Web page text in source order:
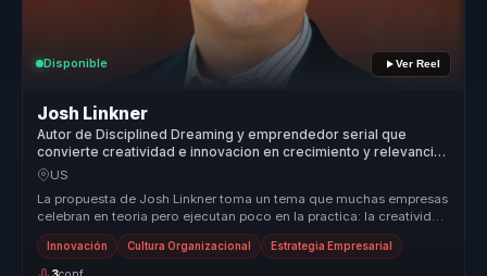
Disponible Ver Reel
Josh Linkner
Autor de Disciplined Dreaming y emprendedor serial que
convierte creatividad e innovacion en crecimiento y relevancia
para empresas.
US
La propuesta de Josh Linkner toma un tema que muchas empresas
celebran en teoria pero ejecutan poco en la practica: la creatividad
como m...
Innovación Cultura Organizacional Estrategia Empresarial